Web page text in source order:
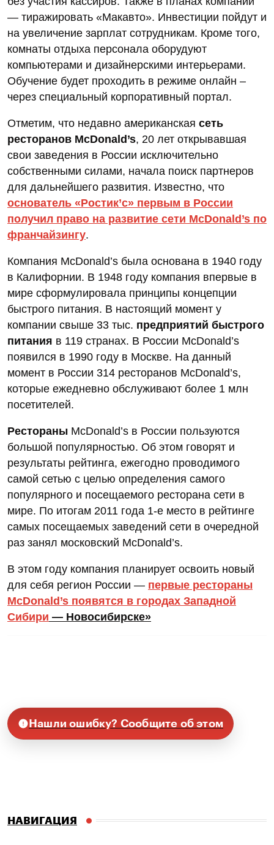
— тиражировать «Макавто». Инвестиции пойдут и
на увеличение зарплат сотрудникам. Кроме того,
комнаты отдыха персонала оборудуют
компьютерами и дизайнерскими интерьерами.
Обучение будет проходить в режиме онлайн –
через специальный корпоративный портал.
Отметим, что недавно американская сеть
ресторанов McDonald’s, 20 лет открывавшая
свои заведения в России исключительно
собственными силами, начала поиск партнеров
для дальнейшего развития. Известно, что
основатель «Ростик’с» первым в России
получил право на развитие сети McDonald’s по
франчайзингу.
Компания McDonald’s была основана в 1940 году
в Калифорнии. В 1948 году компания впервые в
мире сформулировала принципы концепции
быстрого питания. В настоящий момент у
компании свыше 33 тыс. предприятий быстрого
питания в 119 странах. В России McDonald’s
появился в 1990 году в Москве. На данный
момент в России 314 ресторанов McDonald’s,
которые ежедневно обслуживают более 1 млн
посетителей.
Рестораны McDonald’s в России пользуются
большой популярностью. Об этом говорят и
результаты рейтинга, ежегодно проводимого
самой сетью с целью определения самого
популярного и посещаемого ресторана сети в
мире. По итогам 2011 года 1-е место в рейтинге
самых посещаемых заведений сети в очередной
раз занял московский McDonald’s.
В этом году компания планирует освоить новый
для себя регион России — первые рестораны
McDonald’s появятся в городах Западной
Сибири — Новосибирске»
Нашли ошибку? Сообщите об этом
НАВИГАЦИЯ